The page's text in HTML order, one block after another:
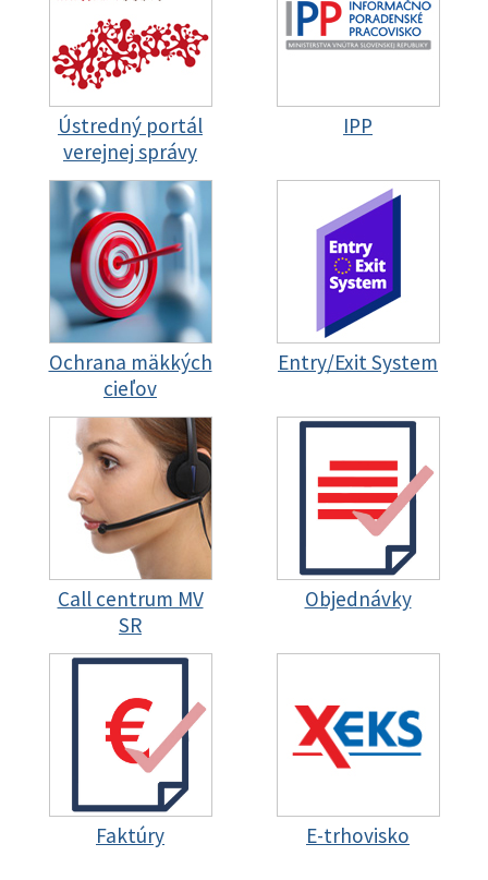
Ústredný portál
verejnej správy
IPP
Ochrana mäkkých
cieľov
Entry/Exit System
Call centrum MV
SR
Objednávky
Faktúry E-trhovisko